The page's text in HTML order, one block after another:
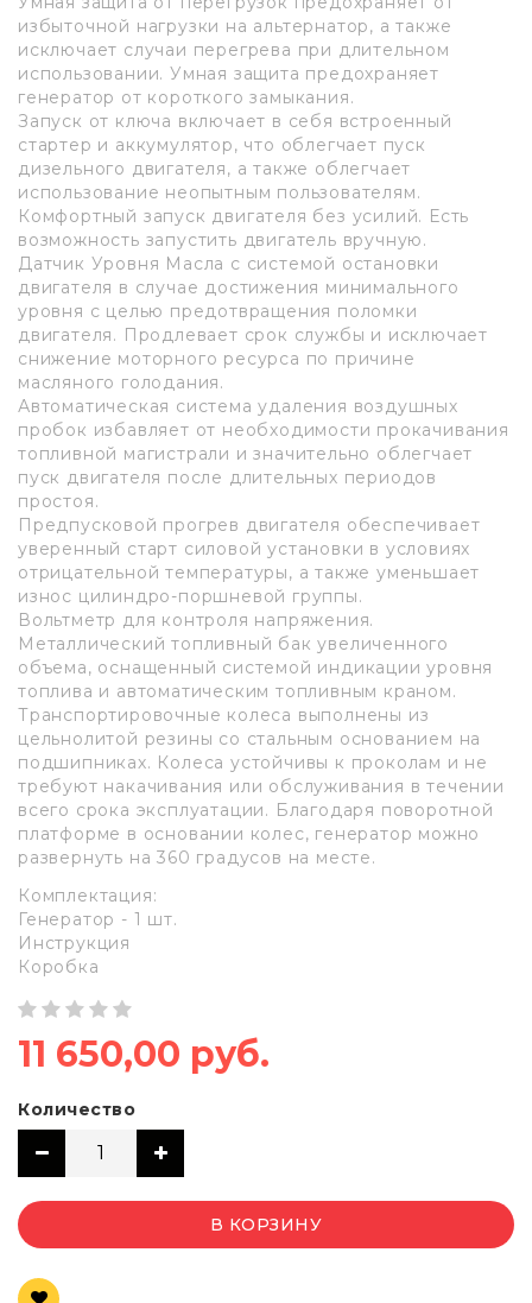
избыточной нагрузки на альтернатор, а также
исключает случаи перегрева при длительном
использовании. Умная защита предохраняет
генератор от короткого замыкания.
Запуск от ключа включает в себя встроенный
стартер и аккумулятор, что облегчает пуск
дизельного двигателя, а также облегчает
использование неопытным пользователям.
Комфортный запуск двигателя без усилий. Есть
возможность запустить двигатель вручную.
Датчик Уровня Масла с системой остановки
двигателя в случае достижения минимального
уровня с целью предотвращения поломки
двигателя. Продлевает срок службы и исключает
снижение моторного ресурса по причине
масляного голодания.
Автоматическая система удаления воздушных
пробок избавляет от необходимости прокачивания
топливной магистрали и значительно облегчает
пуск двигателя после длительных периодов
простоя.
Предпусковой прогрев двигателя обеспечивает
уверенный старт силовой установки в условиях
отрицательной температуры, а также уменьшает
износ цилиндро-поршневой группы.
Вольтметр для контроля напряжения.
Металлический топливный бак увеличенного
объема, оснащенный системой индикации уровня
топлива и автоматическим топливным краном.
Транспортировочные колеса выполнены из
цельнолитой резины со стальным основанием на
подшипниках. Колеса устойчивы к проколам и не
требуют накачивания или обслуживания в течении
всего срока эксплуатации. Благодаря поворотной
платформе в основании колес, генератор можно
развернуть на 360 градусов на месте.
Комплектация:
Генератор - 1 шт.
Инструкция
Коробка
11 650,00 руб.
Количество
В КОРЗИНУ